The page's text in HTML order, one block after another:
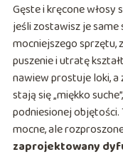
Gęste i kręcone włosy
jeśli zostawisz je
mocniejszego sprzętu,
puszenie i utratę
nawiew prostuje loki, a
stają się „miękko
podniesionej
mocne, ale
zaprojektowany